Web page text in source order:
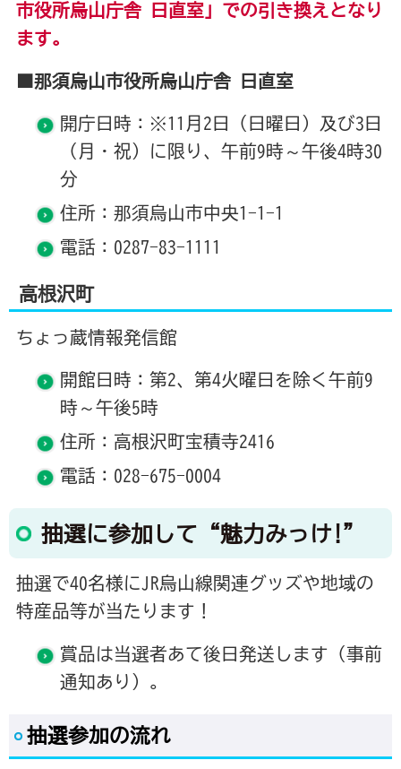
市役所烏山庁舎 日直室」での引き換えとなり
ます。
■那須烏山市役所烏山庁舎 日直室
開庁日時：※11月2日（日曜日）及び3日
（月・祝）に限り、午前9時～午後4時30
分
住所：那須烏山市中央1-1-1
電話：0287-83-1111
高根沢町
ちょっ蔵情報発信館
開館日時：第2、第4火曜日を除く午前9
時～午後5時
住所：高根沢町宝積寺2416
電話：028-675-0004
抽選に参加して“魅力みっけ!”
抽選で40名様にJR烏山線関連グッズや地域の
特産品等が当たります！
賞品は当選者あて後日発送します（事前
通知あり）。
抽選参加の流れ